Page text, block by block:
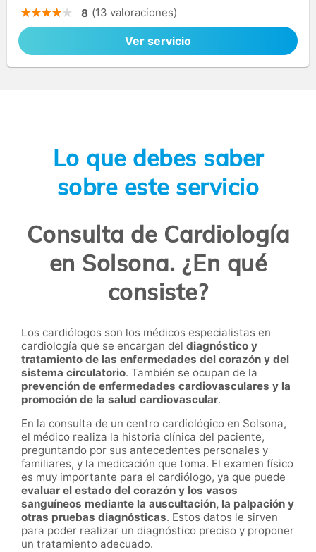
8 (13 valoraciones)
Ver servicio
Lo que debes saber
sobre este servicio
Consulta de Cardiología
en Solsona. ¿En qué
consiste?
Los cardiólogos son los médicos especialistas en
cardiología que se encargan del diagnóstico y
tratamiento de las enfermedades del corazón y del
sistema circulatorio. También se ocupan de la
prevención de enfermedades cardiovasculares y la
promoción de la salud cardiovascular.
En la consulta de un centro cardiológico en Solsona,
el médico realiza la historia clínica del paciente,
preguntando por sus antecedentes personales y
familiares, y la medicación que toma. El examen físico
es muy importante para el cardiólogo, ya que puede
evaluar el estado del corazón y los vasos
sanguíneos mediante la auscultación, la palpación y
otras pruebas diagnósticas. Estos datos le sirven
para poder realizar un diagnóstico preciso y proponer
un tratamiento adecuado.